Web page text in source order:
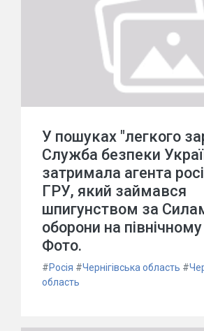
У пошуках "легкого
Служба безпеки
затримала агента
ГРУ, який займався
шпигунством за
оборони на
Фото.
#Росія #Чернігівська область #
область